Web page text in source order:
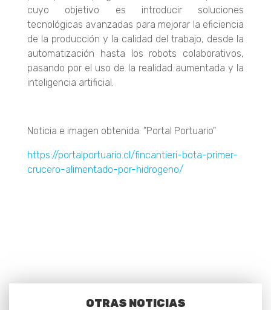
cuyo objetivo es introducir soluciones
tecnológicas avanzadas para mejorar la eficiencia
de la producción y la calidad del trabajo, desde la
automatización hasta los robots colaborativos,
pasando por el uso de la realidad aumentada y la
inteligencia artificial.
Noticia e imagen obtenida: "Portal Portuario"
https://portalportuario.cl/fincantieri-bota-primer-
crucero-alimentado-por-hidrogeno/
OTRAS NOTICIAS